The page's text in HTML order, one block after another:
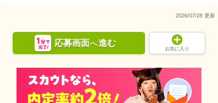
2026/07/28 更新
応募画面へ進む
お気に入り